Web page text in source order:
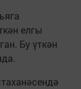
елгы
Бу үткән